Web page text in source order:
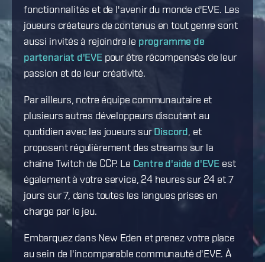
fonctionnalités et de l'avenir du monde d'EVE. Les
joueurs créateurs de contenus en tout genre sont
aussi invités à rejoindre le programme de
partenariat d'EVEpour être récompensés de leur
passion et de leur créativité.
Par ailleurs, notre équipe communautaire et
plusieurs autres développeurs discutent au
quotidien avec les joueurs surDiscord , et
proposent régulièrement des streams sur la
chaîne Twitch de CCP. Le Centre d'aide d'EVE est
également à votre service, 24 heures sur 24 et 7
jours sur 7, dans toutes les langues prises en
charge par le jeu.
Embarquez dans New Eden et prenez votre place
au sein de l'incomparable communauté d'EVE. À